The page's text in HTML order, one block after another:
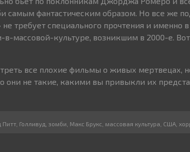
самым фантастическим образом. Но все же
требует специального прочтения и именно в
массовой-культуре, возникшим в 2000-е. Вот
все плохие фильмы о живых мертвецах,
они не такие, какими вы привыкли их
Питт Голливуд зомби Макс Брукс массовая культура США